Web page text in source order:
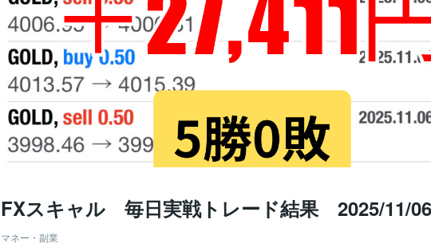
FXスキャル 毎日実戦トレード結果 2025/11/06
マネー・副業